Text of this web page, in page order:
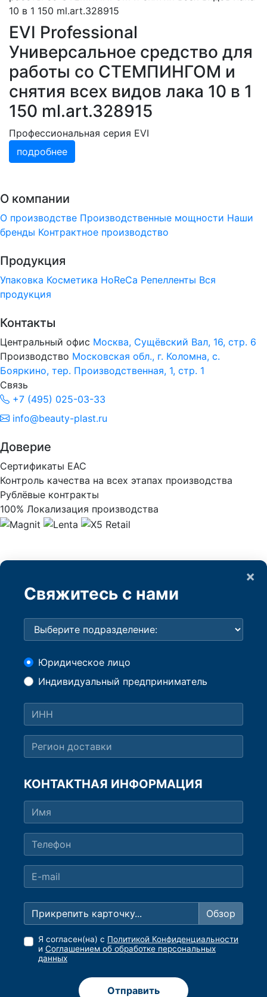
EVI Professional
Универсальное средство для
работы со СТЕМПИНГОМ и
снятия всех видов лака 10 в 1
150 ml.art.328915
Профессиональная серия EVI
подробнее
О компании
О производстве Производственные мощности Наши
бренды Контрактное производство
Продукция
Упаковка Косметика HoReCa Репелленты Вся
продукция
Контакты
Центральный офис Москва, Сущёвский Вал, 16, стр. 6
Производство Московская обл., г. Коломна, с.
Бояркино, тер. Производственная, 1, стр. 1
Связь
+7 (495) 025-03-33
info@beauty-plast.ru
Доверие
Сертификаты ЕАС
Контроль качества на всех этапах производства
Рублёвые контракты
100% Локализация производства
×
Свяжитесь с нами
Юридическое лицо
Индивидуальный предприниматель
КОНТАКТНАЯ ИНФОРМАЦИЯ
Прикрепить карточку...
Я согласен(на) с Политикой Конфиденциальности
и Соглашением об обработке персональных
данных
Отправить